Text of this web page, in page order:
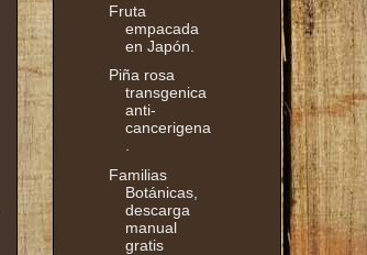
Fruta
empacada
en Japón.
Piña rosa
transgenica
anti-
cancerigena
.
Familias
Botánicas,
descarga
manual
gratis